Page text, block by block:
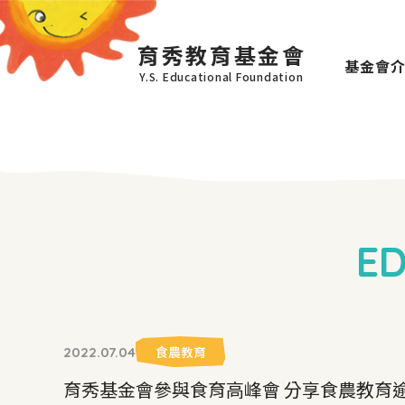
育秀教育基金會
Y.S. Educational Foundation 基金會
2022.07.04 食農教育
育秀基金會參與食育高峰會 分享食農教育